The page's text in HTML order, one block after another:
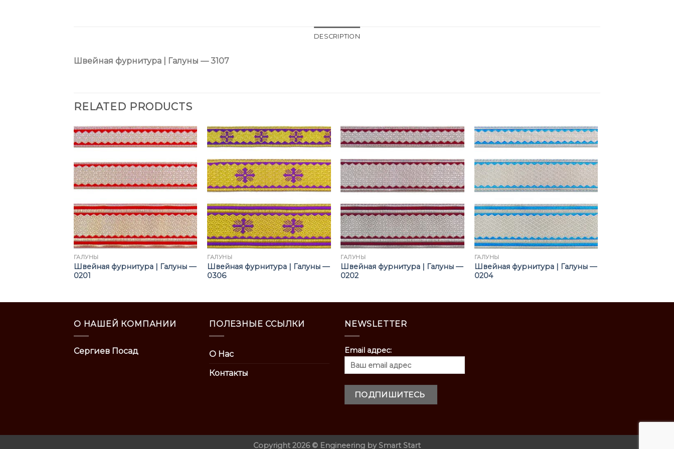
DESCRIPTION
Швейная фурнитура | Галуны — 3107
RELATED PRODUCTS
ГАЛУНЫ
Швейная фурнитура | Галуны —
0201
ГАЛУНЫ
Швейная фурнитура | Галуны —
0306
ГАЛУНЫ
Швейная фурнитура | Галуны —
0202
ГАЛУНЫ
Швейная фурнитура | Галуны —
0204
О НАШЕЙ КОМПАНИИ
Сергиев Посад
ПОЛЕЗНЫЕ ССЫЛКИ
О Нас
Контакты
NEWSLETTER
Email адрес:
Copyright 2026 © Engineering by Smart Start